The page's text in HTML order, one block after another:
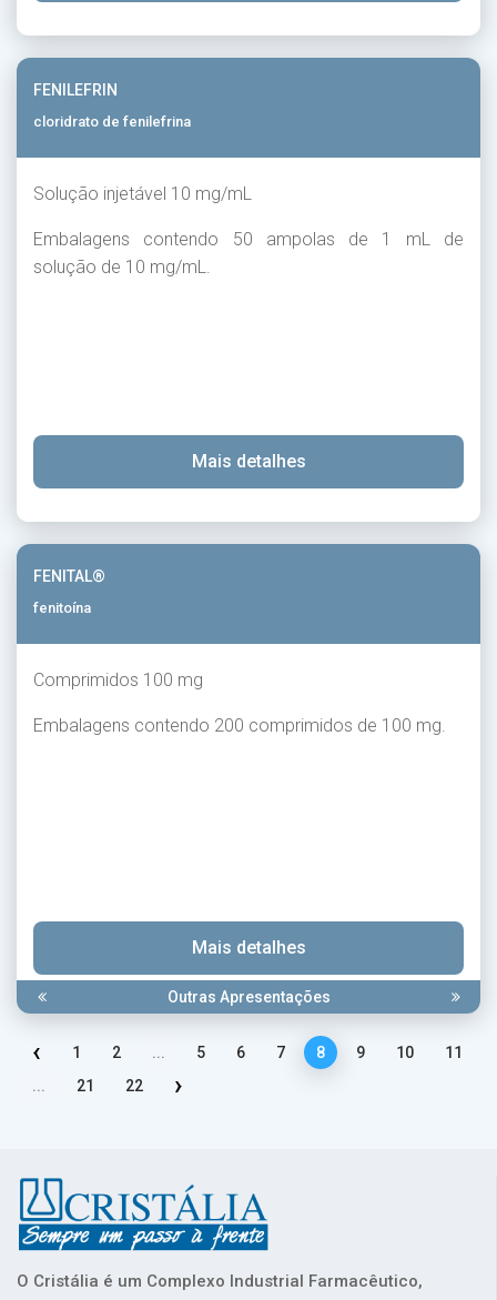
FENILEFRIN
cloridrato de fenilefrina
Solução injetável 10 mg/mL
Embalagens contendo 50 ampolas de 1 mL de
solução de 10 mg/mL.
Mais detalhes
FENITAL®
fenitoína
Comprimidos 100 mg
Embalagens contendo 200 comprimidos de 100 mg.
Mais detalhes
Outras Apresentações
‹ 1 2 ... 5 6 7 8 9 10
11
...
21 22 ›
O Cristália é um Complexo Industrial Farmacêutico,